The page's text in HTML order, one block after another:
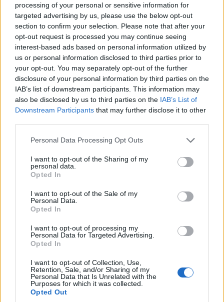
processing of your personal or sensitive information for
targeted advertising by us, please use the below opt-out
section to confirm your selection. Please note that after your
opt-out request is processed you may continue seeing
interest-based ads based on personal information utilized by
us or personal information disclosed to third parties prior to
your opt-out. You may separately opt-out of the further
disclosure of your personal information by third parties on the
IAB’s list of downstream participants. This information may
also be disclosed by us to third parties on the IAB’s List of
Downstream Participants that may further disclose it to other
Please note that this website/app uses one or more Google
not limited to your visit or usage behaviour. You may click to
grant or deny consent to Google and its third-party tags to
use your data for below specified purposes in below Google
consent section.
Personal Data Processing Opt Outs
I want to opt-out of the Sharing of my
personal data.
Opted In
I want to opt-out of the Sale of my
Personal Data.
Opted In
I want to opt-out of processing my
Personal Data for Targeted Advertising.
Opted In
I want to opt-out of Collection, Use,
Retention, Sale, and/or Sharing of my
Personal Data that Is Unrelated with the
Purposes for which it was collected.
Opted Out